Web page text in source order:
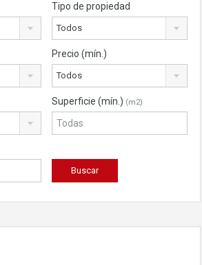
Tipo de propiedad
Todos
Precio (mín.)
Todos
Superficie (mín.) (m2)